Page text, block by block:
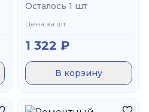
рукоятки
трещоточной
Осталось 1 шт
Цена за шт
1 322 ₽
В корзину